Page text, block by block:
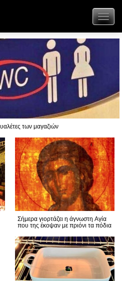
των μαγαζιών
Σήμερα γιορτάζει η άγνωστη Αγία
που της έκοψαν με πριόνι τα πόδια